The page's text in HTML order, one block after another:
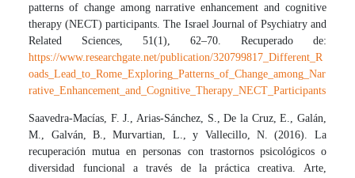
patterns of change among narrative enhancement and cognitive
therapy (NECT) participants. The Israel Journal of Psychiatry and
Related Sciences, 51(1), 62–70. Recuperado de:
https://www.researchgate.net/publication/320799817_Different_R
oads_Lead_to_Rome_Exploring_Patterns_of_Change_among_Nar
rative_Enhancement_and_Cognitive_Therapy_NECT_Participants
Saavedra-Macías, F. J., Arias-Sánchez, S., De la Cruz, E., Galán,
M., Galván, B., Murvartian, L., y Vallecillo, N. (2016). La
recuperación mutua en personas con trastornos psicológicos o
diversidad funcional a través de la práctica creativa. Arte,